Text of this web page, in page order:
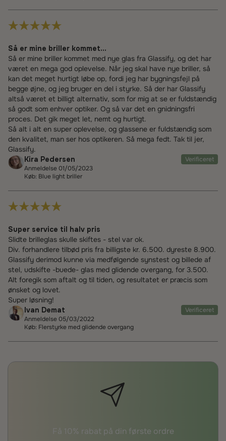
Så er mine briller kommet...
Så er mine briller kommet med nye glas fra Glassify, og det har
været en mega god oplevelse. Når jeg skal have nye briller, så
kan det meget hurtigt løbe op, fordi jeg har bygningsfejl på
begge øjne, og jeg bruger en del i styrke. Så der har Glassify
altså været et billigt alternativ, som for mig at se er fuldstændig
så godt som enhver optiker. Og så var det en gnidningsfri
proces. Det gik meget let, nemt og hurtigt.
Så alt i alt en super oplevelse, og glassene er fuldstændig som
den kvalitet, man ser hos optikeren. Så mega fedt. Tak til jer,
Glassify.
Kira Pedersen
Verificeret
Anmeldelse 01/05/2023
Køb: Blue light briller
Super service til halv pris
Slidte brilleglas skulle skiftes - stel var ok.
Div. forhandlere tilbød pris fra billigste kr. 6.500. dyreste 8.900.
Glassify derimod kunne via medfølgende synstest og billede af
stel, udskifte -buede- glas med glidende overgang, for 3.500.
Alt foregik som aftalt og til tiden, og resultatet er præcis som
ønsket og lovet.
Super løsning!
Ivan Demat
Verificeret
Anmeldelse 05/03/2022
Køb: Flerstyrke med glidende overgang
Få 10% rabat på din første ordre